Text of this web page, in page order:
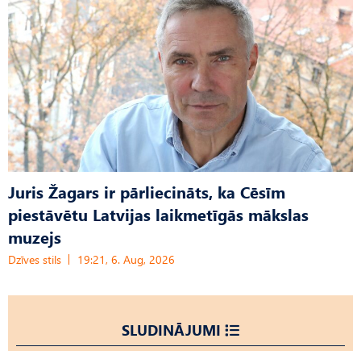
Juris Žagars ir pārliecināts, ka Cēsīm
piestāvētu Latvijas laikmetīgās mākslas
muzejs
Dzīves stils 19:21, 6. Aug, 2026
SLUDINĀJUMI